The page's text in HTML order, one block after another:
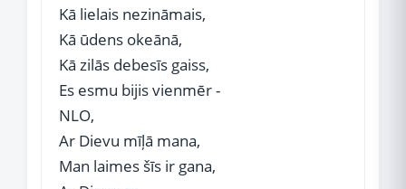
Kā lielais nezināmais,
Kā ūdens okeānā,
Kā zilās debesīs gaiss,
Es esmu bijis vienmēr -
NLO,
Ar Dievu mīļā mana,
Man laimes šīs ir gana,